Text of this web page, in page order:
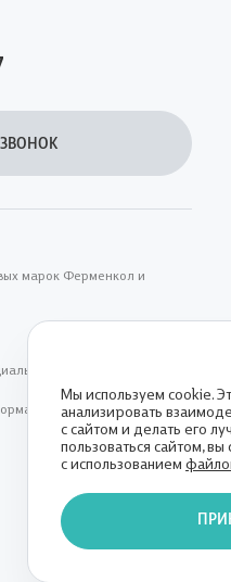
марок Ферменкол и
размещенной
Мы используем cookie.
анализировать
с сайтом и делать его
пользоваться сайтом, вы
с использованием